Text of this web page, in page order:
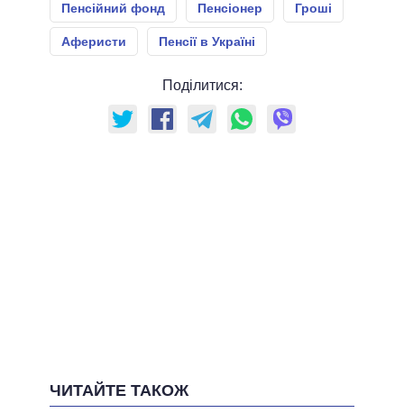
Пенсійний фонд Пенсіонер Гроші
Аферисти Пенсії в Україні
Поділитися:
ЧИТАЙТЕ ТАКОЖ